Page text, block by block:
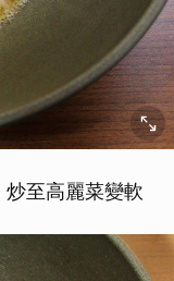
至高麗菜變軟